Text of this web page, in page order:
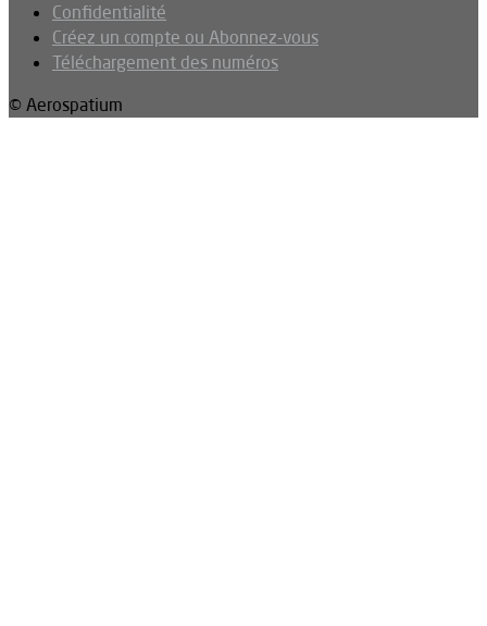
Confidentialité
Créez un compte ou Abonnez-vous
Téléchargement des numéros
© Aerospatium